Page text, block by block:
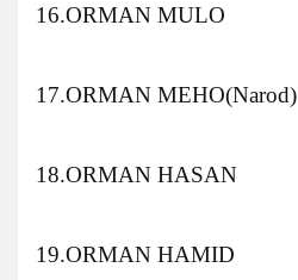
16.ORMAN MULO
17.ORMAN MEHO(Narod)
18.ORMAN HASAN
19.ORMAN HAMID